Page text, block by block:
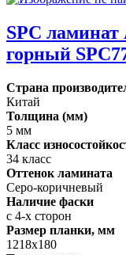
SPC
горный
Страна
Китай
Толщина (мм)
5 мм
Класс
34 класс
Оттенок ламината
Серо-коричневый
Наличие фаски
с 4-х сторон
Размер планки, мм
1218х180